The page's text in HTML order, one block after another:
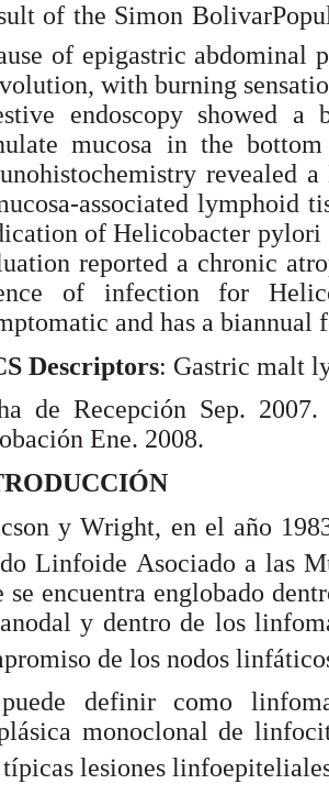
of the Simon
of epigastric abdominal
with burning
endoscopy showed
mucosa in the
revealed
associated lymphoid
of Helicobacter pylori
reported a chronic
of infection for
and has a biannual
Descriptors: Gastric malt
de Recepción Sep.
Ene. 2008.
y Wright, en el año
Linfoide Asociado a las
se encuentra englobado
y dentro de los
de los nodos
definir como
monoclonal de
lesiones